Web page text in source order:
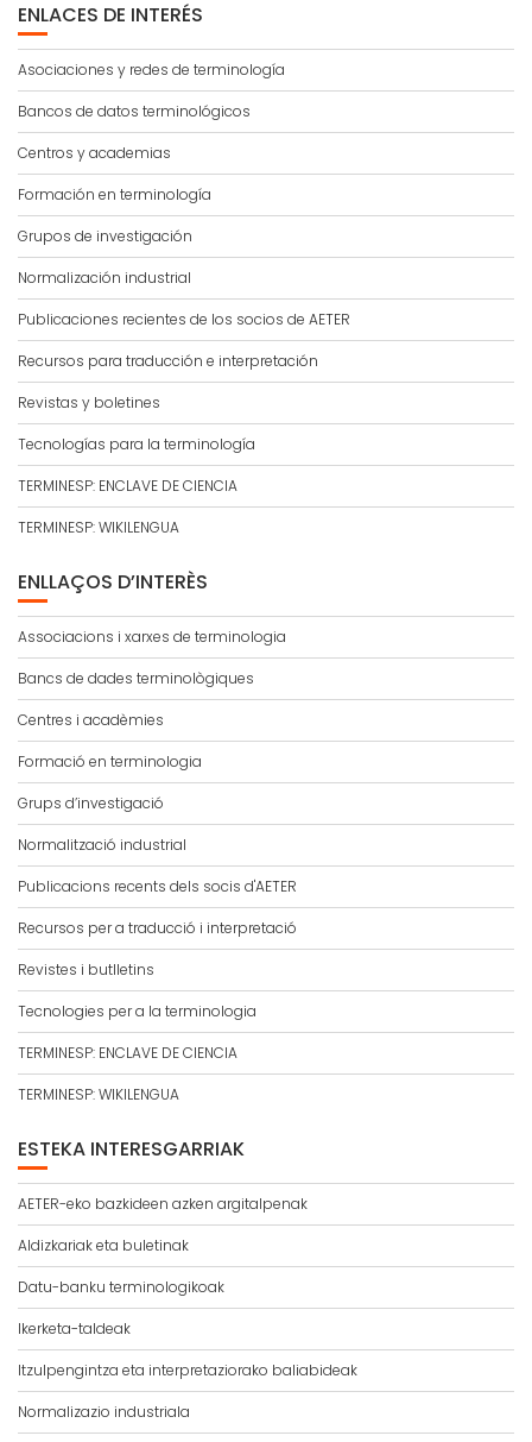
ENLACES DE INTERÉS
Asociaciones y redes de terminología
Bancos de datos terminológicos
Centros y academias
Formación en terminología
Grupos de investigación
Normalización industrial
Publicaciones recientes de los socios de AETER
Recursos para traducción e interpretación
Revistas y boletines
Tecnologías para la terminología
TERMINESP: ENCLAVE DE CIENCIA
TERMINESP: WIKILENGUA
ENLLAÇOS D’INTERÈS
Associacions i xarxes de terminologia
Bancs de dades terminològiques
Centres i acadèmies
Formació en terminologia
Grups d’investigació
Normalització industrial
Publicacions recents dels socis d'AETER
Recursos per a traducció i interpretació
Revistes i butlletins
Tecnologies per a la terminologia
TERMINESP: ENCLAVE DE CIENCIA
TERMINESP: WIKILENGUA
ESTEKA INTERESGARRIAK
AETER-eko bazkideen azken argitalpenak
Aldizkariak eta buletinak
Datu-banku terminologikoak
Ikerketa-taldeak
Itzulpengintza eta interpretaziorako baliabideak
Normalizazio industriala